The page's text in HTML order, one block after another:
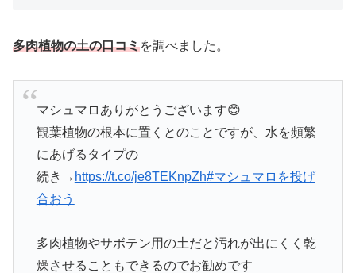
多肉植物の土の口コミを調べました。
マシュマロありがとうございます😊
観葉植物の根本に置くとのことですが、水を頻繁
にあげるタイプの
続き→ https://t.co/je8TEKnpZh#マシュマロを投げ
合おう
多肉植物やサボテン用の土だと汚れが出にくく乾
燥させることもできるのでお勧めです